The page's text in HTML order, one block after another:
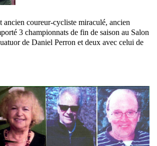
coureur-cycliste miraculé, ancien
3 championnats de fin de saison au Salon
de Daniel Perron et deux avec celui de